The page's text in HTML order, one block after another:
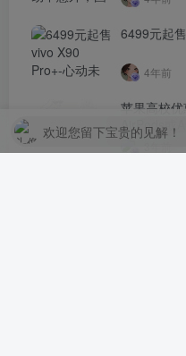
6499元起
4年前
苹果高校
AirPods或
欢迎您留下宝贵的见解！